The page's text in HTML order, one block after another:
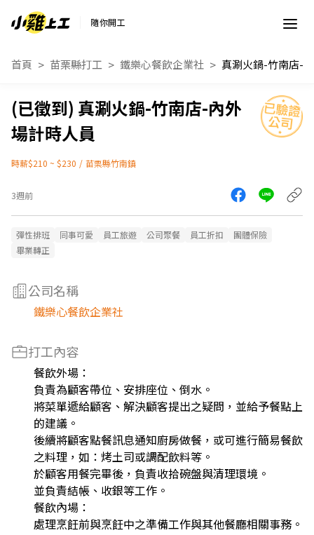
隨你開工
首頁 苗栗縣打工 鐵樂心餐飲企業社
真涮火鍋-竹南店-內外
場計時人員
時薪$210 ~ $230 / 苗栗縣竹南鎮
3週前
彈性排班 同事可愛 員工旅遊 公司聚餐 員工折扣
團體保險
畢業轉正
公司名稱
鐵樂心餐飲企業社
打工內容
餐飲外場：
負責為顧客帶位、安排座位、倒水。
將菜單遞給顧客、解決顧客提出之疑問，並給予餐點上
的建議。
後續將顧客點餐訊息通知廚房做餐，或可進行簡易餐飲
之料理，如：烤土司或調配飲料等。
於顧客用餐完畢後，負責收拾碗盤與清理環境。
並負責結帳、收銀等工作。
餐飲內場：
處理烹飪前與烹飪中之準備工作與其他餐廳相關事務。